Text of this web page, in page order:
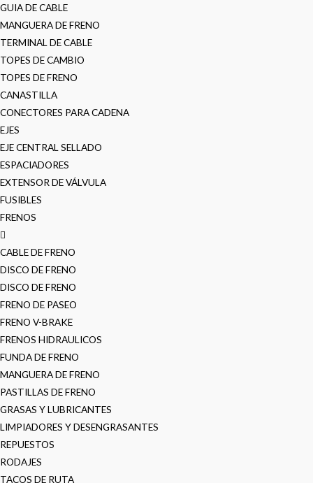
GUIA DE CABLE
MANGUERA DE FRENO
TERMINAL DE CABLE
TOPES DE CAMBIO
TOPES DE FRENO
CANASTILLA
CONECTORES PARA CADENA
EJES
EJE CENTRAL SELLADO
ESPACIADORES
EXTENSOR DE VÁLVULA
FUSIBLES
FRENOS
CABLE DE FRENO
DISCO DE FRENO
DISCO DE FRENO
FRENO DE PASEO
FRENO V-BRAKE
FRENOS HIDRAULICOS
FUNDA DE FRENO
MANGUERA DE FRENO
PASTILLAS DE FRENO
GRASAS Y LUBRICANTES
LIMPIADORES Y DESENGRASANTES
REPUESTOS
RODAJES
TACOS DE RUTA